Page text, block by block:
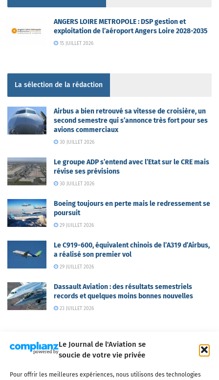
Le Journal de l'Aviation se
soucie de votre vie privée
Pour offrir les meilleures expériences, nous utilisons des technologies
ANGERS LOIRE METROPOLE : DSP gestion et
exploitation de l’aéroport Angers Loire 2028-2035
15 JUILLET 2026
La sélection de la rédaction
Airbus a bien retrouvé sa vitesse de croisière, un
second semestre qui s’annonce très fort pour ses
avions commerciaux
30 JUILLET 2026
Le groupe ADP s’entend avec l’Etat sur le CRE mais
révise ses prévisions
30 JUILLET 2026
Boeing toujours en perte mais le redressement se
poursuit
29 JUILLET 2026
Le C919-600, équivalent chinois de l’A319 d’Airbus,
a réalisé son premier vol
29 JUILLET 2026
Dassault Aviation : des résultats semestriels
records et quelques moins bonnes nouvelles
23 JUILLET 2026
Qui sommes-nous ? Nous contacter Partenaires